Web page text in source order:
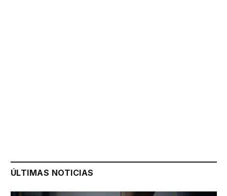
ÚLTIMAS NOTICIAS